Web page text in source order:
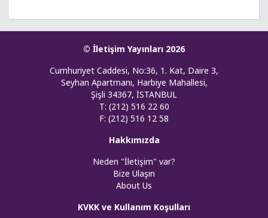
© İletişim Yayınları 2026
Cumhuriyet Caddesi, No:36, 1. Kat, Daire 3,
Seyhan Apartmanı, Harbiye Mahallesi,
Şişli 34367, İSTANBUL
T: (212) 516 22 60
F: (212) 516 12 58
Hakkımızda
Neden "İletişim" var?
Bize Ulaşın
About Us
KVKK ve Kullanım Koşulları